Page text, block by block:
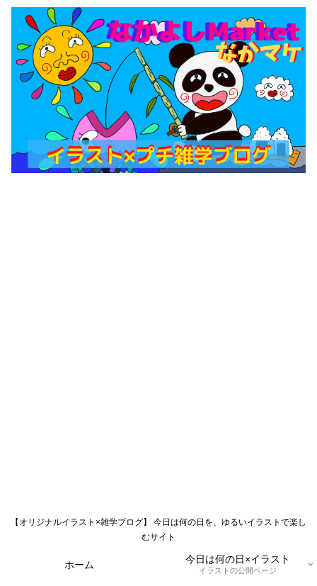
【オリジナルイラスト×雑学ブログ】 今日は何の日を、ゆるいイラストで楽し
むサイト
ホーム 今日は何の日×イラスト
イラストの公開ページ